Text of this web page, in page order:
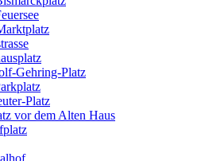
Gehring-Platz
Platz
vor dem Alten Haus